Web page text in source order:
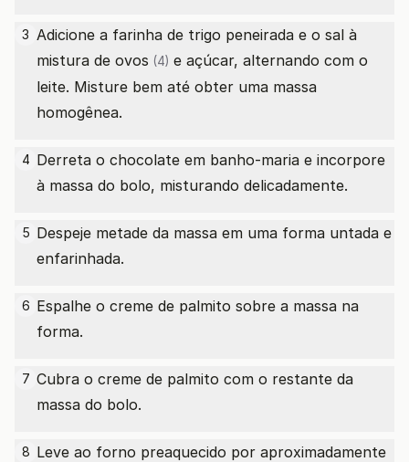
3 Adicione a farinha de trigo peneirada e o sal à
mistura de ovos (4) e açúcar, alternando com o
leite. Misture bem até obter uma massa
homogênea.
4 Derreta o chocolate em banho-maria e incorpore
à massa do bolo, misturando delicadamente.
5 Despeje metade da massa em uma forma untada e
enfarinhada.
6 Espalhe o creme de palmito sobre a massa na
forma.
7 Cubra o creme de palmito com o restante da
massa do bolo.
8 Leve ao forno preaquecido por aproximadamente